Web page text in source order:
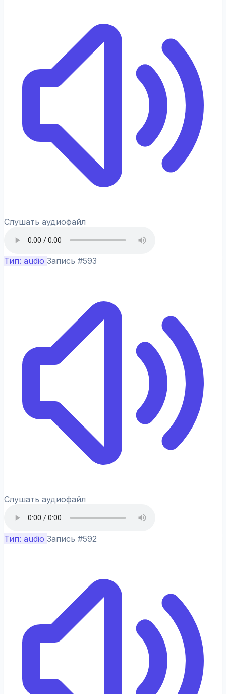
Слушать аудиофайл
Тип: audio Запись #593
Слушать аудиофайл
Тип: audio Запись #592